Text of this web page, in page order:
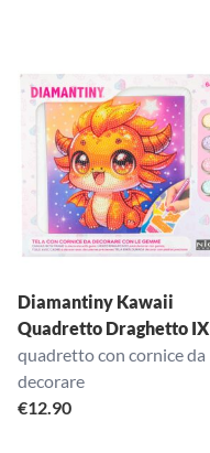
Diamantiny Kawaii
Quadretto Draghetto IX
quadretto con cornice da
decorare
€12.90